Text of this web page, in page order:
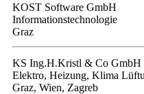
KOST Software GmbH
Informationstechnologie
Graz
KS Ing.H.Kristl & Co GmbH
Elektro, Heizung, Klima
Graz, Wien, Zagreb